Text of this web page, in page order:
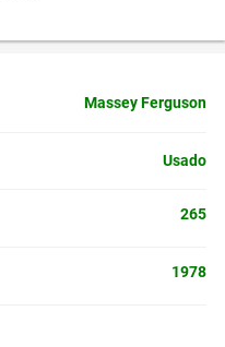
Massey Ferguson
Usado
265
1978